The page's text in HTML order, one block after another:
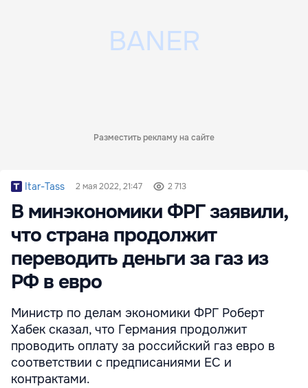
Разместить рекламу на сайте
Itar-Tass 2 мая 2022, 21:47 2 713
В минэкономики ФРГ заявили,
что страна продолжит
переводить деньги за газ из
РФ в евро
Министр по делам экономики ФРГ Роберт
Хабек сказал, что Германия продолжит
проводить оплату за российский газ евро в
соответствии с предписаниями ЕС и
контрактами.